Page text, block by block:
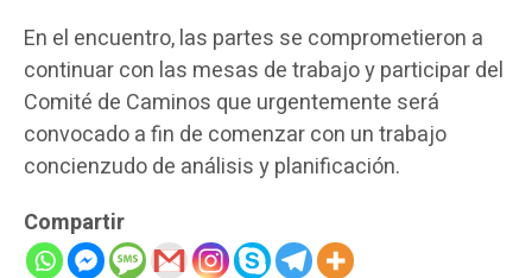
En el encuentro, las partes se comprometieron a
continuar con las mesas de trabajo y participar del
Comité de Caminos que urgentemente será
convocado a fin de comenzar con un trabajo
concienzudo de análisis y planificación.
Compartir